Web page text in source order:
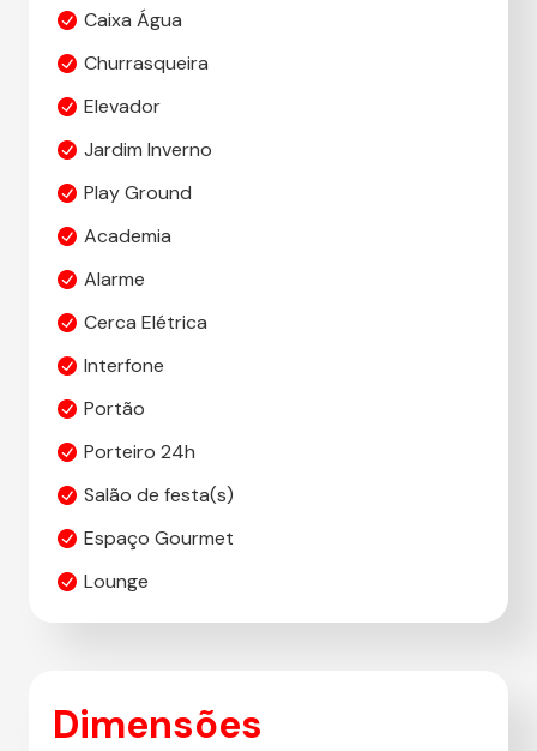
Caixa Água
Churrasqueira
Elevador
Jardim Inverno
Play Ground
Academia
Alarme
Cerca Elétrica
Interfone
Portão
Porteiro 24h
Salão de festa(s)
Espaço Gourmet
Lounge
Dimensões